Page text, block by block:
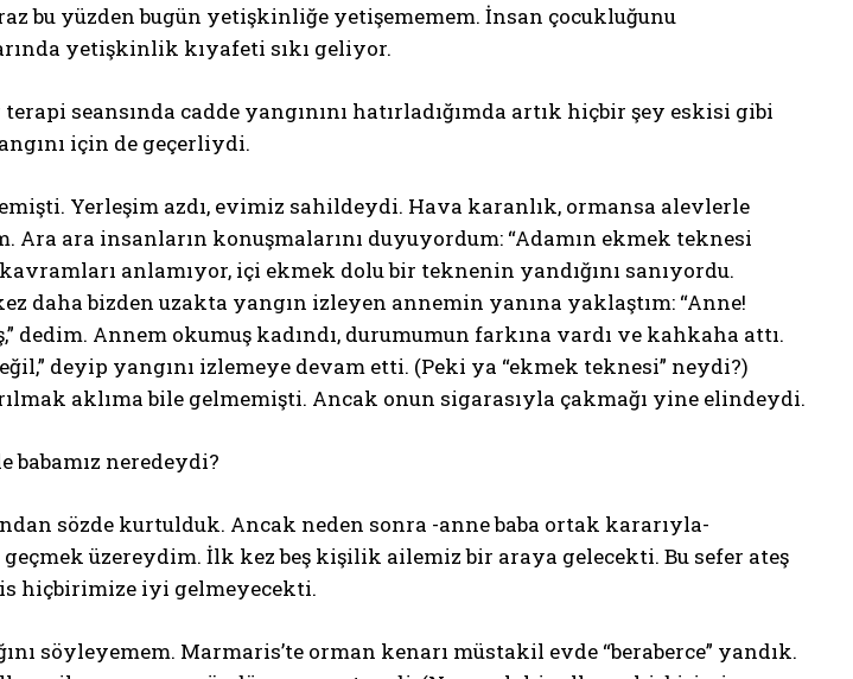
bu yüzden bugün yetişkinliğe yetişememem. İnsan çocukluğunu
yetişkinlik kıyafeti sıkı geliyor.
seansında cadde yangınını hatırladığımda artık hiçbir şey eskisi gibi
için de geçerliydi.
Yerleşim azdı, evimiz sahildeydi. Hava karanlık, ormansa alevlerle
Ara ara insanların konuşmalarını duyuyordum: “Adamın ekmek teknesi
anlamıyor, içi ekmek dolu bir teknenin yandığını sanıyordu.
daha bizden uzakta yangın izleyen annemin yanına yaklaştım: “Anne!
dedim. Annem okumuş kadındı, durumumun farkına vardı ve kahkaha attı.
deyip yangını izlemeye devam etti. (Peki ya “ekmek teknesi” neydi?)
aklıma bile gelmemişti. Ancak onun sigarasıyla çakmağı yine elindeydi.
babamız neredeydi?
sözde kurtulduk. Ancak neden sonra -anne baba ortak kararıyla-
geçmek üzereydim. İlk kez beş kişilik ailemiz bir araya gelecekti. Bu sefer ateş
hiçbirimize iyi gelmeyecekti.
söyleyemem. Marmaris’te orman kenarı müstakil evde “beraberce” yandık.